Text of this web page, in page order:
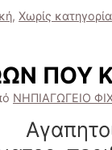
, Χωρίς κατηγορία
ΠΟΥ
ΝΗΠΙΑΓΩΓΕΙΟ